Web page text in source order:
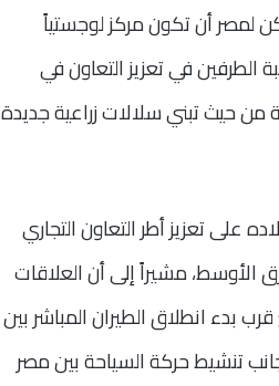
لمصر أن تكون مركز لوجستياً
الطرفين في تعزيز التعاون في
من حيث تبني سلالات زراعية جديدة
على تعزيز أطر التعاون التجاري
الأوسط، مشيراً إلى أن العلاقات
بدء انطلاق الطيران المباشر بين
تنشيط حركة السياحة بين مصر